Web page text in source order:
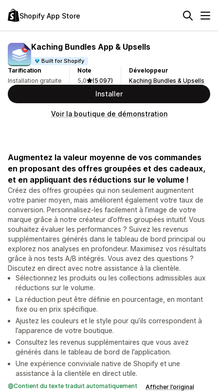
Shopify App Store
Kaching Bundles App & Upsells
Built for Shopify
Tarification
Installation gratuite
Note
5,0
(5 097)
Développeur
Kaching Bundles & Upsells
Installer
Voir la boutique de démonstration
Augmentez la valeur moyenne de vos commandes
en proposant des offres groupées et des cadeaux,
et en appliquant des réductions sur le volume !
Créez des offres groupées qui non seulement augmentent
votre panier moyen, mais améliorent également votre taux de
conversion. Personnalisez-les facilement à l’image de votre
marque grâce à notre créateur d’offres groupées intuitif. Vous
souhaitez évaluer les performances ? Suivez les revenus
supplémentaires générés dans le tableau de bord principal ou
explorez nos analyses en profondeur. Maximisez vos résultats
grâce à nos tests A/B intégrés. Vous avez des questions ?
Discutez en direct avec notre assistance à la clientèle.
Sélectionnez les produits ou les collections admissibles aux
réductions sur le volume.
La réduction peut être définie en pourcentage, en montant
fixe ou en prix spécifique.
Ajustez les couleurs et le style pour qu’ils correspondent à
l’apparence de votre boutique.
Consultez les revenus supplémentaires que vous avez
générés dans le tableau de bord de l’application.
Une expérience conviviale native de Shopify et une
assistance à la clientèle en direct utile.
Contient du texte traduit automatiquement Afficher l’original